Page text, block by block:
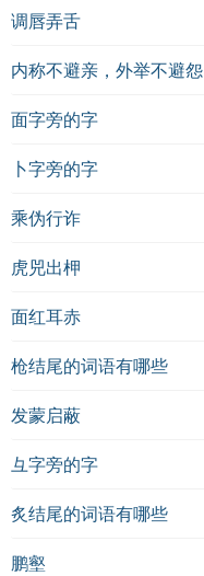
调唇弄舌
内称不避亲，外举不避怨
面字旁的字
卜字旁的字
乘伪行诈
虎兕出柙
面红耳赤
枪结尾的词语有哪些
发蒙启蔽
彑字旁的字
炙结尾的词语有哪些
鹏壑